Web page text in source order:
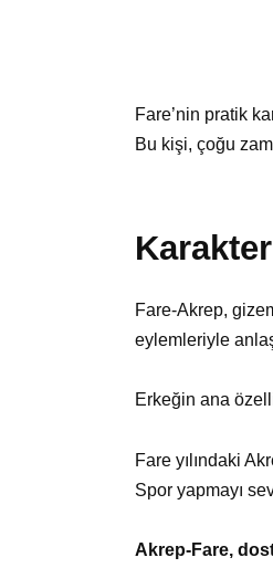
Fare’nin pratik
Bu kişi, çoğu
Karakter
Fare-Akrep,
eylemleriyle
Erkeğin ana
Fare yılındaki
Spor yapmayı
Akrep-Fare,